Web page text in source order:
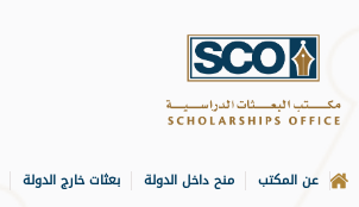
الصفحة الرئيسة
عن المكتب منح داخل الدولة بعثات خارج الدولة